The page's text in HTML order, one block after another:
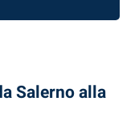
Salerno alla